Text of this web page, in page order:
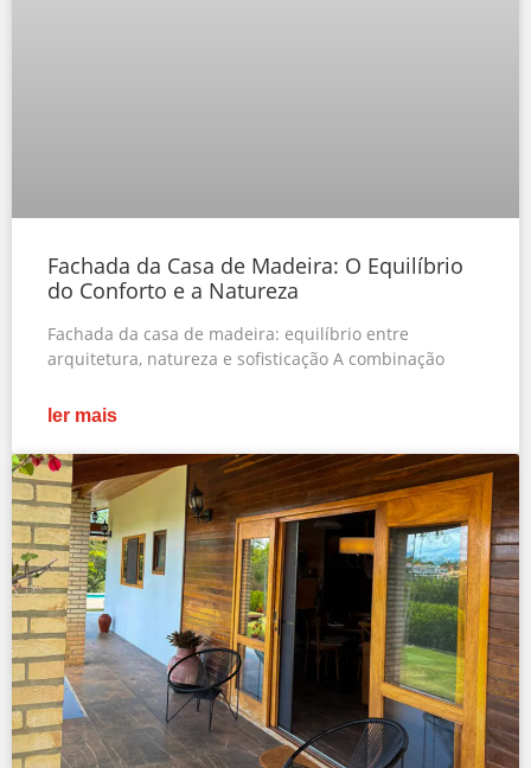
Fachada da Casa de Madeira: O Equilíbrio
do Conforto e a Natureza
Fachada da casa de madeira: equilíbrio entre
arquitetura, natureza e sofisticação A combinação
ler mais